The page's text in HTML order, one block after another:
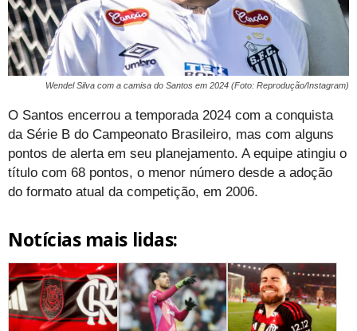
Wendel Silva com a camisa do Santos em 2024 (Foto: Reprodução/Instagram)
O Santos encerrou a temporada 2024 com a conquista
da Série B do Campeonato Brasileiro, mas com alguns
pontos de alerta em seu planejamento. A equipe atingiu o
título com 68 pontos, o menor número desde a adoção
do formato atual da competição, em 2006.
Notícias mais lidas: